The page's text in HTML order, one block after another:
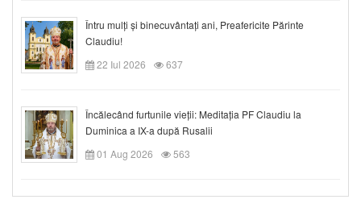
Întru mulți și binecuvântați ani, Preafericite Părinte
Claudiu!
22 Iul 2026
637
Încălecând furtunile vieții: Meditația PF Claudiu la
Duminica a IX-a după Rusalii
01 Aug 2026
563